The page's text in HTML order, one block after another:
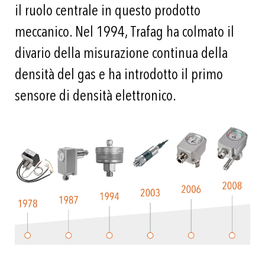
il ruolo centrale in questo prodotto
meccanico. Nel 1994, Trafag ha colmato il
divario della misurazione continua della
densità del gas e ha introdotto il primo
sensore di densità elettronico.